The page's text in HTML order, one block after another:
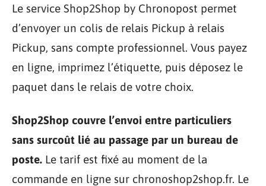
Le service Shop2Shop by Chronopost permet
d’envoyer un colis de relais Pickup à relais
Pickup, sans compte professionnel. Vous payez
en ligne, imprimez l’étiquette, puis déposez le
paquet dans le relais de votre choix.
Shop2Shop couvre l’envoi entre particuliers
sans surcoût lié au passage par un bureau de
poste. Le tarif est fixé au moment de la
commande en ligne sur chronoshop2shop.fr. Le